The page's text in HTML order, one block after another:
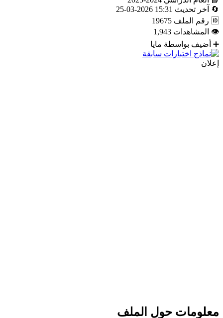
🔄
آخر تحديث 15:31 2026-03-25
🆔 رقم الملف 19675
👁
المشاهدات 1,943
➕
أضيف بواسطة مايا
إعلان
معلومات حول الملف